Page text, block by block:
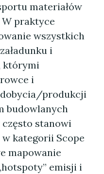
materiałów
praktyce
wszystkich
i
którymi
i
produkcji
budowlanych
stanowi
w kategorii Scope
mapowanie
emisji i